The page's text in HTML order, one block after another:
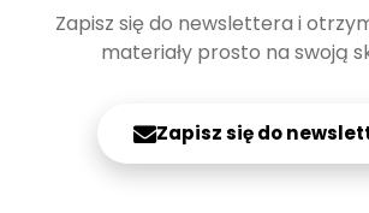
Zapisz się do newslettera i
materiały prosto na swoją
Zapisz się do